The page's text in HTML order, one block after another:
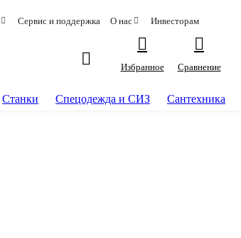
Сервис и поддержка О нас Инвесторам
Избранное
Сравнение
Станки Спецодежда и СИЗ Сантехника